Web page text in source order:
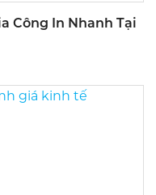
Công In Nhanh Tại